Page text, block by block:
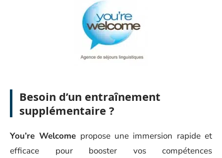
Besoin d’un entraînement
supplémentaire ?
You’re Welcome propose une immersion rapide et
efficace pour booster vos compétences